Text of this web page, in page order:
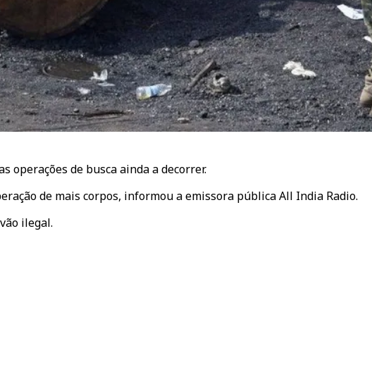
operações de busca ainda a decorrer.
de mais corpos, informou a emissora pública All India Radio.
ilegal.